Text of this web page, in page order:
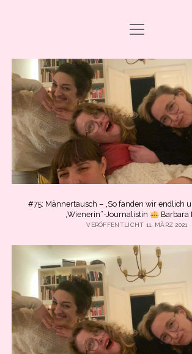
DRAMA CARBONARA, BABY!
ABO & SUPPORT
PODCAST FOLGEN
SHOP
ÜBER UNS
PRESSE
INFO Menü
öffnen
ANLEITUNG ZUM PODCAST-
COOKIE-RICHTLINIE (EU)
facebookinstagramyoutube
Menü
öffnen
#75: Männertausch – „So fanden wir endlich
„Wienerin“-Journalistin
Barbara
VERÖFFENTLICHT 11. MÄRZ 2021